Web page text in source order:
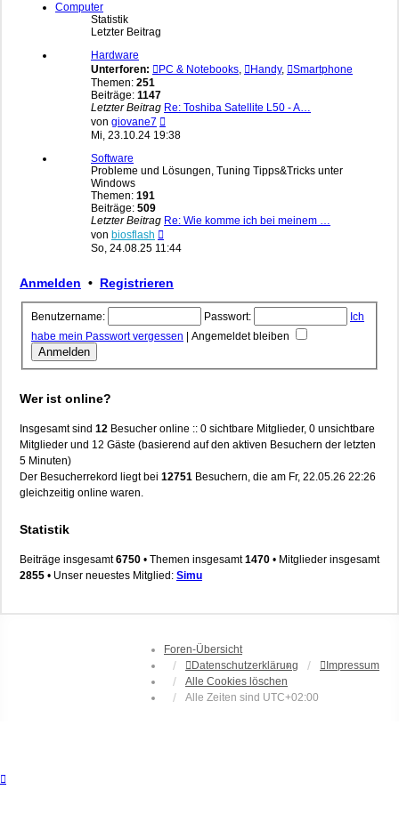
Computer
Statistik
Letzter Beitrag
Hardware
Unterforen:
PC & Notebooks, Handy,
Smartphone
Themen: 251
Beiträge: 1147
Letzter Beitrag Re: Toshiba Satellite L50 - A…
von giovane7
Beitrag
Mi, 23.10.24 19:38
Software
Probleme und Lösungen, Tuning Tipps&Tricks unter
Windows
Themen: 191
Beiträge: 509
Letzter Beitrag Re: Wie komme ich bei meinem …
von biosflash
Beitrag
So, 24.08.25 11:44
Anmelden • Registrieren
Benutzername: Passwort:
Ich
habe mein Passwort vergessen
Angemeldet bleiben
Wer ist online?
Insgesamt sind 12 Besucher online :: 0 sichtbare Mitglieder, 0 unsichtbare
Mitglieder und 12 Gäste (basierend auf den aktiven Besuchern der letzten
5 Minuten)
Der Besucherrekord liegt bei 12751 Besuchern, die am Fr, 22.05.26 22:26
gleichzeitig online waren.
Statistik
Beiträge insgesamt6750 • Themen insgesamt1470 • Mitglieder insgesamt
2855 • Unser neuestes Mitglied: Simu
Foren-Übersicht
Datenschutzerklärung
Impressum
Alle Cookies löschen
Alle Zeiten sind UTC+02:00